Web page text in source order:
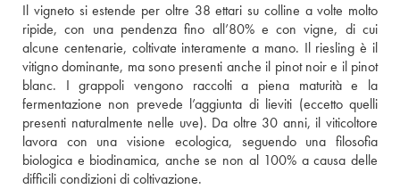
Il vigneto si estende per oltre 38 ettari su colline a volte molto
ripide, con una pendenza fino all’80% e con vigne, di cui
alcune centenarie, coltivate interamente a mano. Il riesling è il
vitigno dominante, ma sono presenti anche il pinot noir e il pinot
blanc. I grappoli vengono raccolti a piena maturità e la
fermentazione non prevede l’aggiunta di lieviti (eccetto quelli
presenti naturalmente nelle uve). Da oltre 30 anni, il viticoltore
lavora con una visione ecologica, seguendo una filosofia
biologica e biodinamica, anche se non al 100% a causa delle
difficili condizioni di coltivazione.